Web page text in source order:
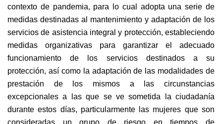
contexto de pandemia, para lo cual adopta una serie de
medidas destinadas al mantenimiento y adaptación de los
servicios de asistencia integral y protección, estableciendo
medidas organizativas para garantizar el adecuado
funcionamiento de los servicios destinados a su
protección, así como la adaptación de las modalidades de
prestación de los mismos a las circunstancias
excepcionales a las que se ve sometida la ciudadanía
durante estos días, particularmente las mujeres que son
consideradas un grupo de riesgo en tiempos de